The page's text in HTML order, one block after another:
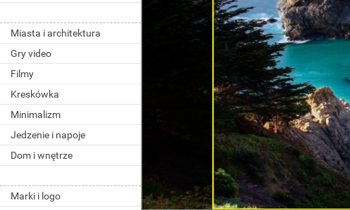
Miasta i architektura
Gry video
Filmy
Kreskówka
Minimalizm
Jedzenie i napoje
Dom i wnętrze
Marki i logo